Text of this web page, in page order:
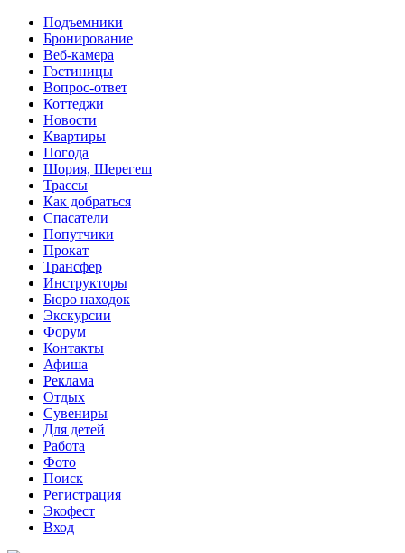
Перейти к основному содержанию
Подъемники
Бронирование
Веб-камера
Гостиницы
Вопрос-ответ
Коттеджи
Новости
Квартиры
Погода
Шория, Шерегеш
Трассы
Как добраться
Спасатели
Попутчики
Прокат
Трансфер
Инструкторы
Бюро находок
Экскурсии
Форум
Контакты
Афиша
Реклама
Отдых
Сувениры
Для детей
Работа
Фото
Поиск
Регистрация
Экофест
Вход